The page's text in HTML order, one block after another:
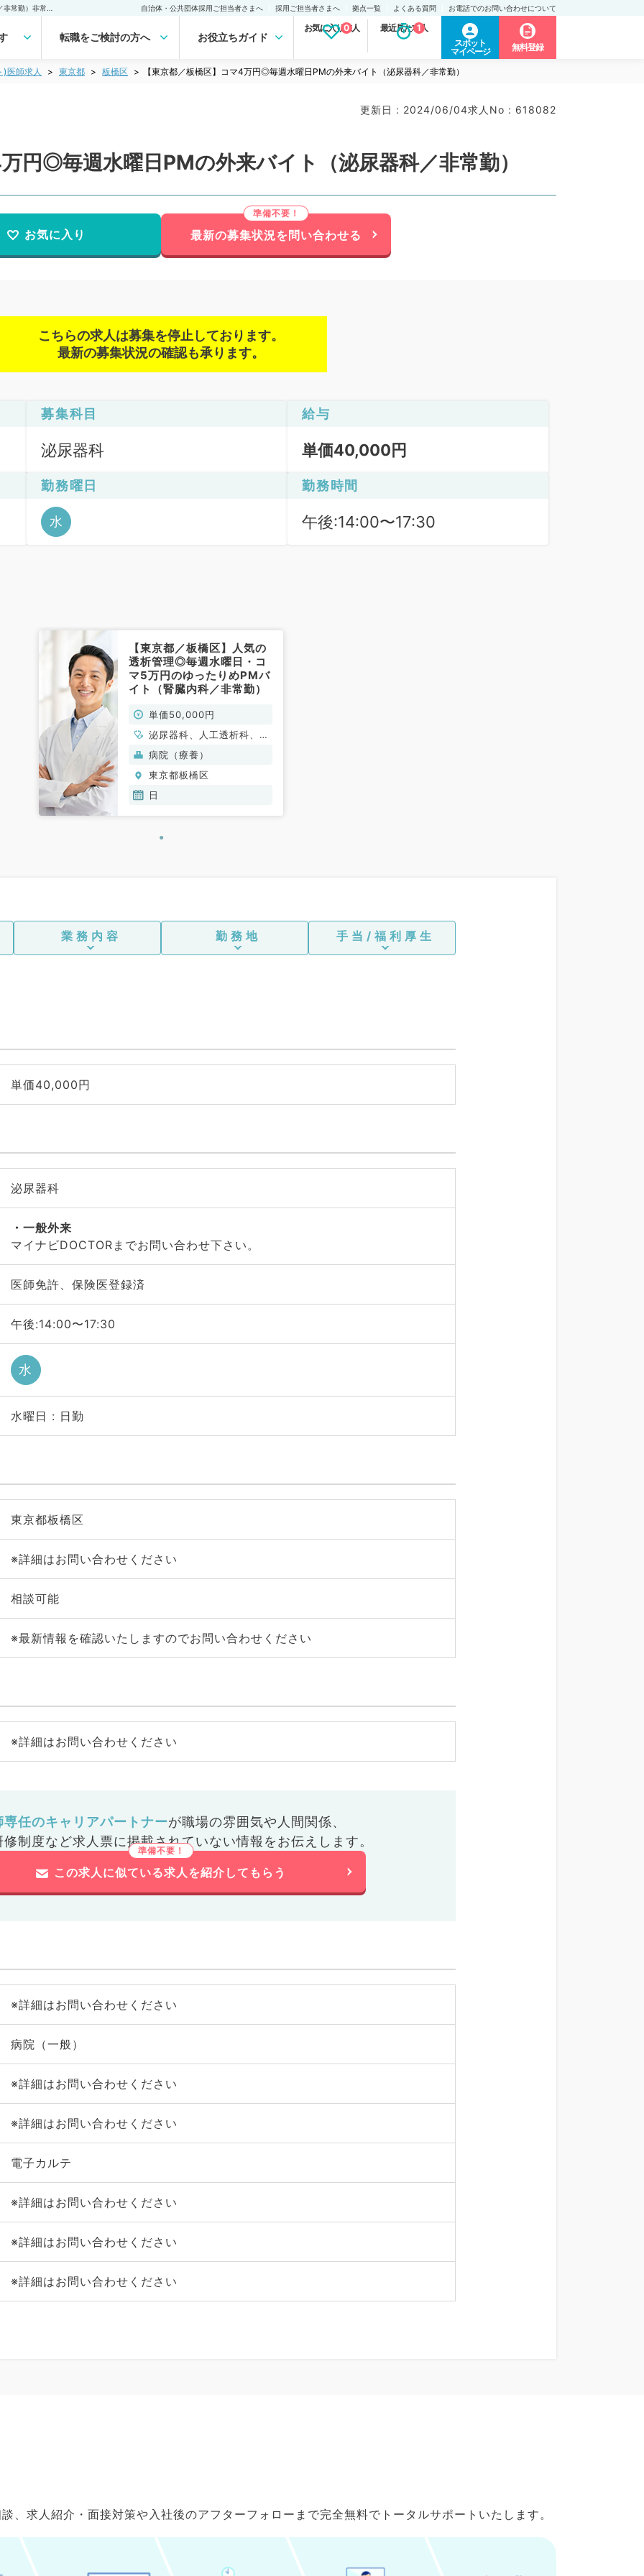
自治体・公共団体採用ご担当者さまへ 採用ご担当者さまへ 拠点一覧 よくある質問 お電話でのお問い合わせについて
転職をご検討の方へ お役立ちガイド
お気に入り求人
0 最近見た求人
1
スポット
マイページ
無料登録
)医師求人 東京都 板橋区 【東京都／板橋区】コマ4万円◎毎週水曜日PMの外来バイト（泌尿器科／非常勤）
更新日 : 2024/06/04求人No : 618082
円◎毎週水曜日PMの外来バイト（泌尿器科／非常勤）
お気に入り 最新の募集状況を問い合わせる
こちらの求人は募集を停止しております。
最新の募集状況の確認も承ります。
募集科目
泌尿器科
給与
単価40,000円
勤務曜日
水
勤務時間
午後:14:00〜17:30
【東京都／板橋区】人気の
透析管理◎毎週水曜日・コ
マ5万円のゆったりめPMバ
イト（腎臓内科／非常勤）
単価50,000円
泌尿器科、人工透析科、循
環器内科、腎臓内科
病院（療養）
東京都板橋区
日
業務内容 勤務地 手当/福利厚生
単価40,000円
泌尿器科
一般外来
マイナビDOCTORまでお問い合わせ下さい。
医師免許、保険医登録済
午後:14:00〜17:30
水
水曜日 : 日勤
東京都板橋区
※詳細はお問い合わせください
相談可能
※最新情報を確認いたしますのでお問い合わせください
※詳細はお問い合わせください
専任のキャリアパートナーが職場の雰囲気や人間関係、
修制度など求人票に掲載されていない情報をお伝えします。
この求人に似ている求人を紹介してもらう
※詳細はお問い合わせください
病院（一般）
※詳細はお問い合わせください
※詳細はお問い合わせください
電子カルテ
※詳細はお問い合わせください
※詳細はお問い合わせください
※詳細はお問い合わせください
、求人紹介・面接対策や入社後のアフターフォローまで完全無料でトータルサポートいたします。